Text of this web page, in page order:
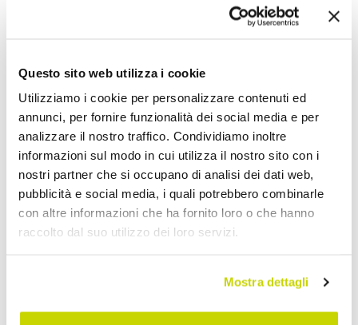
Questo sito web utilizza i cookie
Utilizziamo i cookie per personalizzare contenuti ed
annunci, per fornire funzionalità dei social media e per
analizzare il nostro traffico. Condividiamo inoltre
informazioni sul modo in cui utilizza il nostro sito con i
nostri partner che si occupano di analisi dei dati web,
pubblicità e social media, i quali potrebbero combinarle
con altre informazioni che ha fornito loro o che hanno
raccolto dal suo utilizzo dei loro servizi.
Mostra dettagli
Il corindone è un minerale duro e stabile che contiene
ferro, titanio, cromo e vanadio. È al secondo posto
Richiedi Informazioni
Opinione dei clienti
Devi accedere per poter scrivere la tua opinione.